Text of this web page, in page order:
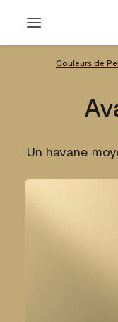
Couleurs de
Un havane